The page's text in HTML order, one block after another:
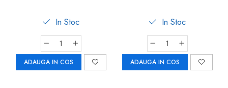
In Stoc
ADAUGA IN COS
In Stoc
ADAUGA IN COS